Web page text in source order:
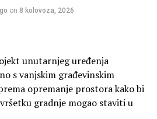
skrivala predsjednica ASK
smo u AK Pulsu prepoznali
vrednuju trud i
su suradnje upravo ono što
povezivanje onih koji
dan“, istaknula je Blanka
on 8 kolovoza, 2026
unutarnjeg uređenja
s vanjskim građevinskim
opremanje prostora kako bi
gradnje mogao staviti u